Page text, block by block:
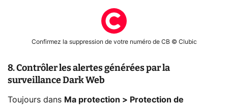
Confirmez la suppression de votre numéro de CB © Clubic
8. Contrôler les alertes générées par la
surveillance Dark Web
Toujours dans Ma protection > Protection de